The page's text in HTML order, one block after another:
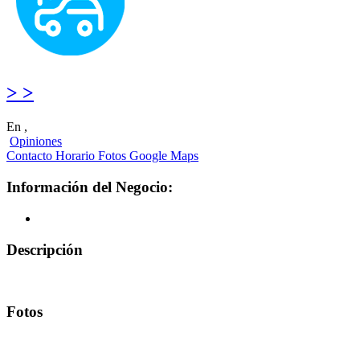
> >
En ,
Opiniones
Contacto Horario Fotos Google Maps
Información del Negocio:
Descripción
Fotos